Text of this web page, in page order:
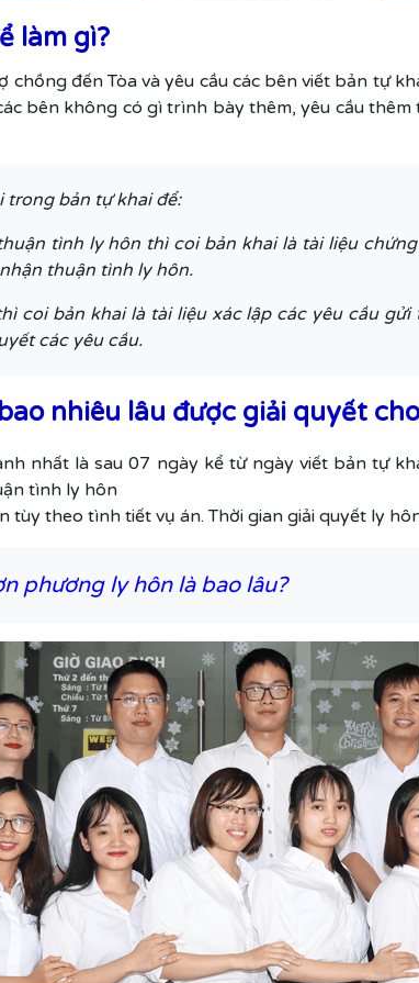
làm gì?
chồng đến Tòa và yêu cầu các bên viết bản tự
bên không có gì trình bày thêm, yêu cầu
trong bản tự khai để:
tình ly hôn thì coi bản khai là tài liệu
thuận tình ly hôn.
bản khai là tài liệu xác lập các yêu cầu gửi
các yêu cầu.
nhiêu lâu được giải quyết
nhất là sau 07 ngày kể từ ngày viết bản tự
tình ly hôn
tùy theo tình tiết vụ án. Thời gian giải quyết ly
phương ly hôn là bao lâu?